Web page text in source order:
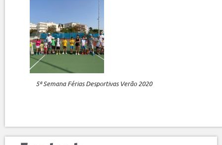
5ª Semana Férias Desportivas Verão 2020